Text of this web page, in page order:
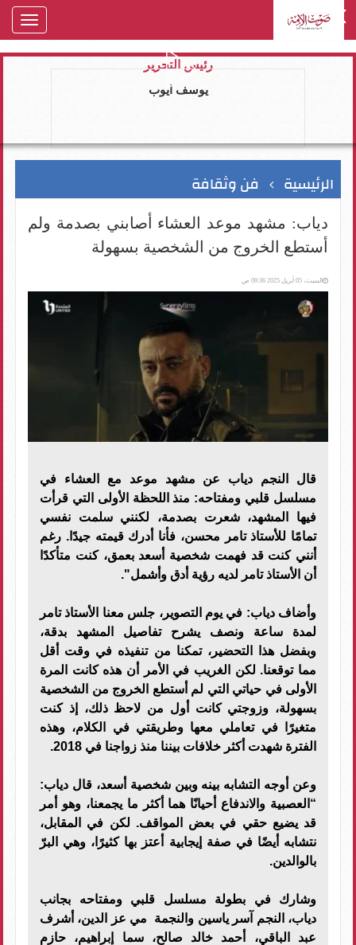
رئيس التحرير
يوسف ايوب
الرئيسية فن وثقافة
دياب: مشهد موعد العشاء أصابني بصدمة ولم
أستطع الخروج من الشخصية بسهولة
السبت، 05 أبريل 2025 09:36 ص
قال النجم دياب عن مشهد موعد مع العشاء في
مسلسل قلبي ومفتاحه: منذ اللحظة الأولى التي قرأت
فيها المشهد، شعرت بصدمة، لكنني سلمت نفسي
تمامًا للأستاذ تامر محسن، فأنا أدرك قيمته جيدًا. رغم
أنني كنت قد فهمت شخصية أسعد بعمق، كنت متأكدًا
أن الأستاذ تامر لديه رؤية أدق وأشمل".
وأضاف دياب: في يوم التصوير، جلس معنا الأستاذ تامر
لمدة ساعة ونصف يشرح تفاصيل المشهد بدقة،
وبفضل هذا التحضير، تمكنا من تنفيذه في وقت أقل
مما توقعنا. لكن الغريب في الأمر أن هذه كانت المرة
الأولى في حياتي التي لم أستطع الخروج من الشخصية
بسهولة، وزوجتي كانت أول من لاحظ ذلك، إذ كنت
متغيرًا في تعاملي معها وطريقتي في الكلام، وهذه
الفترة شهدت أكثر خلافات بيننا منذ زواجنا في 2018.
وعن أوجه التشابه بينه وبين شخصية أسعد، قال دياب:
“العصبية والاندفاع أحيانًا هما أكثر ما يجمعنا، وهو أمر
قد يضيع حقي في بعض المواقف. لكن في المقابل،
نتشابه أيضًا في صفة إيجابية أعتز بها كثيرًا، وهي البرّ
بالوالدين.
وشارك في بطولة مسلسل قلبي ومفتاحه بجانب
دياب، النجم آسر ياسين والنجمة مي عز الدين، أشرف
عبد الباقي، أحمد خالد صالح، سما إبراهيم، حازم